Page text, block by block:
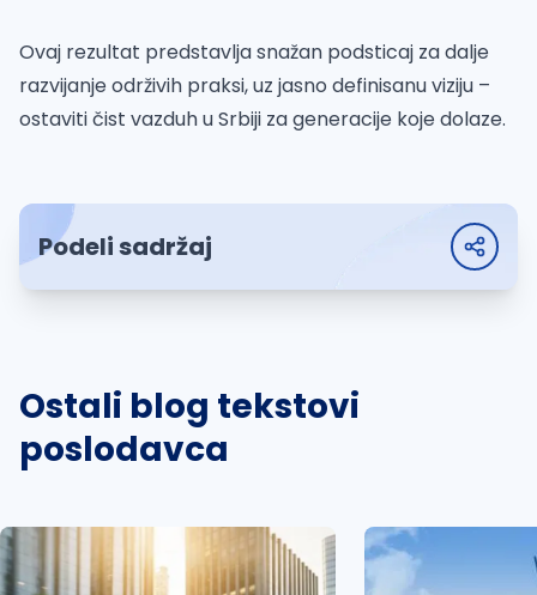
Ovaj rezultat predstavlja snažan podsticaj za dalje
razvijanje održivih praksi, uz jasno definisanu viziju –
ostaviti čist vazduh u Srbiji za generacije koje dolaze.
Podeli sadržaj
Ostali blog tekstovi
poslodavca